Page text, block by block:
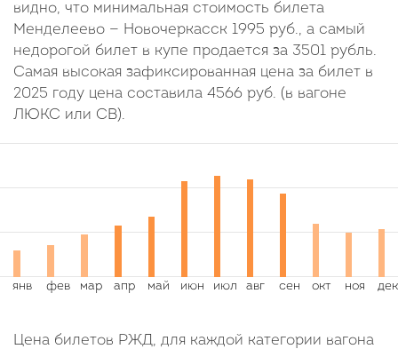
видно, что минимальная стоимость билета
Менделеево — Новочеркасск 1995 руб., а самый
недорогой билет в купе продается за 3501 рубль.
Самая высокая зафиксированная цена за билет в
2025 году цена составила 4566 руб. (в вагоне
ЛЮКС или СВ).
Цена билетов РЖД, для каждой категории вагона